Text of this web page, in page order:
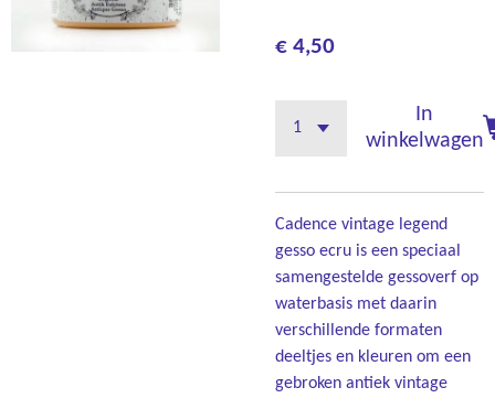
€ 4,50
In
winkelwagen
Cadence vintage legend
gesso ecru is een speciaal
samengestelde gessoverf op
waterbasis met daarin
verschillende formaten
deeltjes en kleuren om een
gebroken antiek vintage